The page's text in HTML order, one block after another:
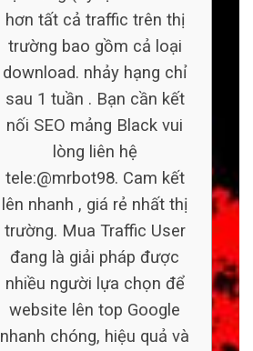
hơn tất cả traffic trên thị
trường bao gồm cả loại
download. nhảy hạng chỉ
sau 1 tuần . Bạn cần kết
nối SEO mảng Black vui
lòng liên hệ
tele:@mrbot98. Cam kết
lên nhanh , giá rẻ nhất thị
trường. Mua Traffic User
đang là giải pháp được
nhiều người lựa chọn để
website lên top Google
nhanh chóng, hiệu quả và